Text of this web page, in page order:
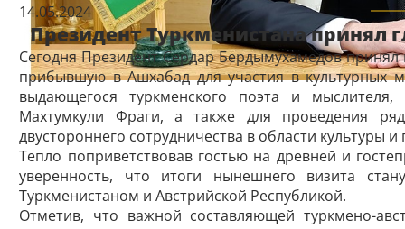
14.05.2024
Президент Туркменистана принял
Сегодня Президент Сердар Бердымухамедов принял
прибывшую в Ашхабад для участия в культурных
выдающегося туркменского поэта и мыслителя,
Махтумкули Фраги, а также для проведения
двустороннего сотрудничества в области культуры
Тепло поприветствовав гостью на древней и
уверенность, что итоги нынешнего визита
Туркменистаном и Австрийской Республикой.
Отметив, что важной составляющей туркмено-­